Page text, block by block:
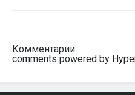
Комментарии
comments powered by